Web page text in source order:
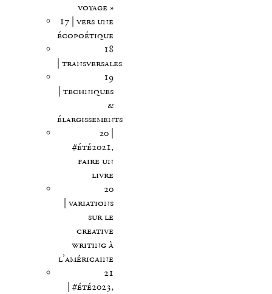
voyage »
17 | vers une
écopoétique
18
| transversales
19
| techniques
&
élargissements
20 |
#été2021,
faire un
livre
20
| variations
sur le
creative
writing à
l’américaine
21
| #été2023,